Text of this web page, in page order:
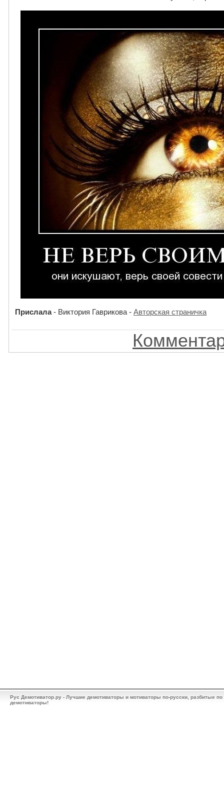
Прислала- Виктория Гаврикова - Авторская страничка
Рус Демотиватор.ру - Лучшие демотиваторы и мотиваторы по-русски, разбитые
демотиваторы!